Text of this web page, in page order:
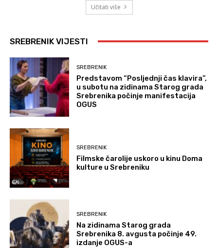
Učitati više
SREBRENIK VIJESTI
SREBRENIK
Predstavom “Posljednji čas klavira”,
u subotu na zidinama Starog grada
Srebrenika počinje manifestacija
OGUS
SREBRENIK
Filmske čarolije uskoro u kinu Doma
kulture u Srebreniku
SREBRENIK
Na zidinama Starog grada
Srebrenika 8. avgusta počinje 49.
izdanje OGUS-a